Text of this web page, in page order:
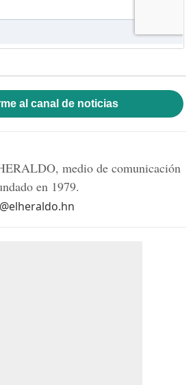
al canal de noticias
medio de comunicación
en 1979.